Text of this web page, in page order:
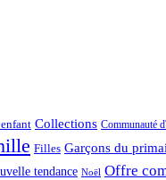
Collections Communauté
Filles Garçons du
tendance Noël Offre